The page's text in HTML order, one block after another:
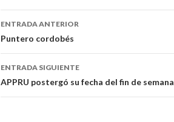
Navegación
de
entradas
ENTRADA ANTERIOR
Puntero cordobés
ENTRADA SIGUIENTE
APPRU postergó su fecha del fin de semana